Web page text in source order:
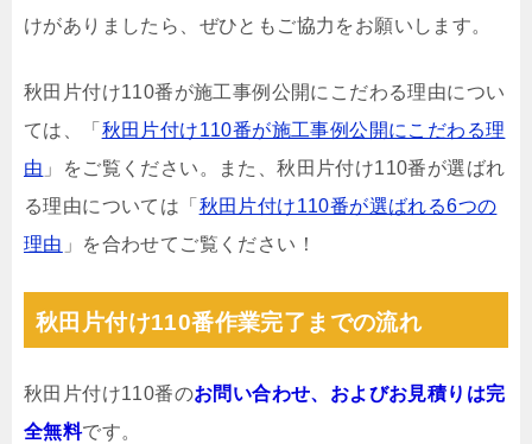
けがありましたら、ぜひともご協力をお願いします。
秋田片付け110番が施工事例公開にこだわる理由につい
ては、「 秋田片付け110番が施工事例公開にこだわる理
由 」をご覧ください。また、秋田片付け110番が選ばれ
る理由については「 秋田片付け110番が選ばれる6つの
理由 」を合わせてご覧ください！
秋田片付け110番作業完了までの流れ
秋田片付け110番のお問い合わせ、およびお見積りは完
全無料です。